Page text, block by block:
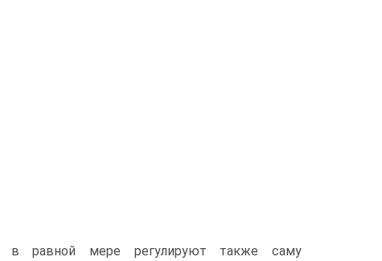
в равной мере регулируют также саму